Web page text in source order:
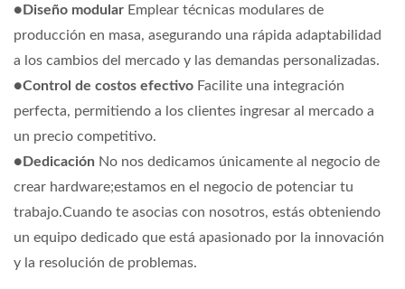
● Diseño modular Emplear técnicas modulares de
producción en masa, asegurando una rápida adaptabilidad
a los cambios del mercado y las demandas personalizadas.
●Control de costos efectivo Facilite una integración
perfecta, permitiendo a los clientes ingresar al mercado a
un precio competitivo.
● Dedicación No nos dedicamos únicamente al negocio de
crear hardware;estamos en el negocio de potenciar tu
trabajo.Cuando te asocias con nosotros, estás obteniendo
un equipo dedicado que está apasionado por la innovación
y la resolución de problemas.